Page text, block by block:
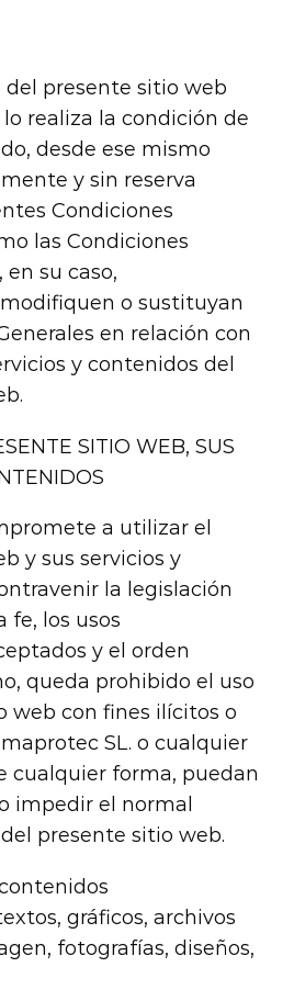
del presente sitio web
realiza la condición de
desde ese mismo
y sin reserva
Condiciones
las Condiciones
su caso,
o sustituyan
en relación con
y contenidos del
SITIO WEB, SUS
a utilizar el
y sus servicios y
la legislación
fe, los usos
y el orden
queda prohibido el uso
web con fines ilícitos o
SL. o cualquier
cualquier forma, puedan
impedir el normal
presente sitio web.
gráficos, archivos
fotografías, diseños,